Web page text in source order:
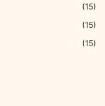
(15)
(15)
(15)